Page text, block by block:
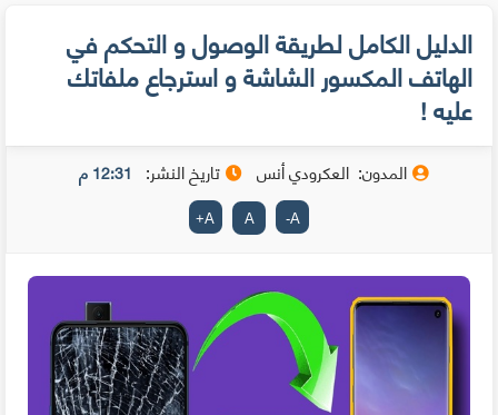
الدليل الكامل لطريقة الوصول و التحكم في
الهاتف المكسور الشاشة و استرجاع ملفاتك
عليه !
المدون: العكرودي أنس تاريخ النشر: 12:31 م
A
-
A
A
+